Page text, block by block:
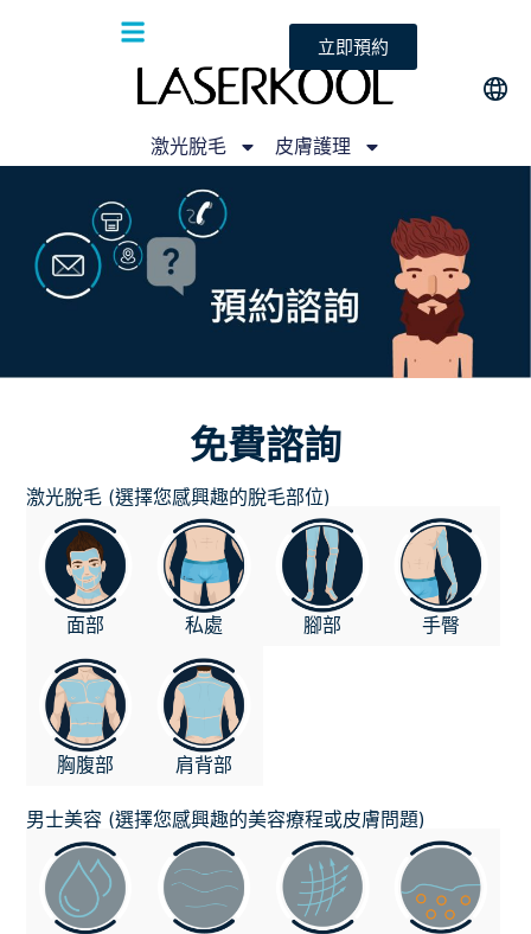
立即預約
激光脫毛 皮膚護理
免費諮詢
激光脫毛 (選擇您感興趣的脫毛部位)
面部 私處 腳部 手臀
胸腹部 肩背部
男士美容 (選擇您感興趣的美容療程或皮膚問題)